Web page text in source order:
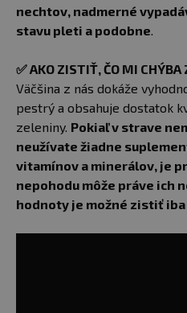
nechtov, nadmerné
stavu pleti a podobne.
✅AKO ZISTIŤ, ČO MI
Väčšina z nás dokáže
pestrý a obsahuje dostatok
zeleniny. Pokiaľ v strave
neužívate žiadne
vitamínov a minerálov, je
nepohodu môže práve ich
hodnoty je možné zistiť